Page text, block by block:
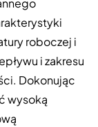
roboczej i
i zakresu
Dokonując
wysoką